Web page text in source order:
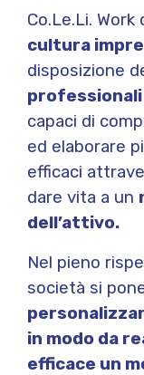
Co.Le.Li.
cultura
disposizione
capaci di
ed elaborare
efficaci
dare vita a un
dell’attivo.
Nel pieno
società si
in modo da
efficace un